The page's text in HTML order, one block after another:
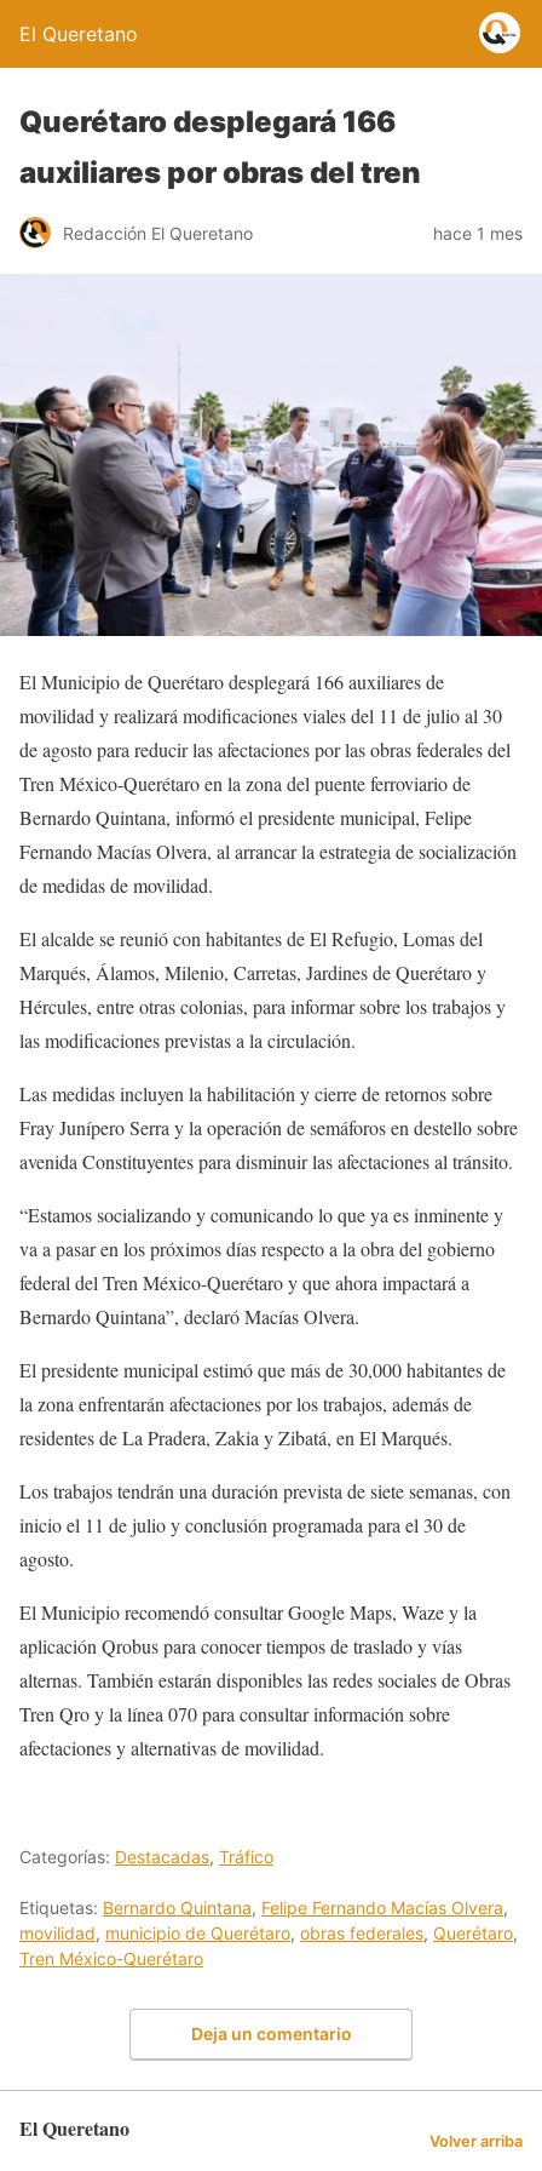
El Queretano
Querétaro desplegará 166
auxiliares por obras del tren
Redacción El Queretano hace 1 mes
El Municipio de Querétaro desplegará 166 auxiliares de
movilidad y realizará modificaciones viales del 11 de julio al 30
de agosto para reducir las afectaciones por las obras federales del
Tren México-Querétaro en la zona del puente ferroviario de
Bernardo Quintana, informó el presidente municipal, Felipe
Fernando Macías Olvera, al arrancar la estrategia de socialización
de medidas de movilidad.
El alcalde se reunió con habitantes de El Refugio, Lomas del
Marqués, Álamos, Milenio, Carretas, Jardines de Querétaro y
Hércules, entre otras colonias, para informar sobre los trabajos y
las modificaciones previstas a la circulación.
Las medidas incluyen la habilitación y cierre de retornos sobre
Fray Junípero Serra y la operación de semáforos en destello sobre
avenida Constituyentes para disminuir las afectaciones al tránsito.
“Estamos socializando y comunicando lo que ya es inminente y
va a pasar en los próximos días respecto a la obra del gobierno
federal del Tren México-Querétaro y que ahora impactará a
Bernardo Quintana”, declaró Macías Olvera.
El presidente municipal estimó que más de 30,000 habitantes de
la zona enfrentarán afectaciones por los trabajos, además de
residentes de La Pradera, Zakia y Zibatá, en El Marqués.
Los trabajos tendrán una duración prevista de siete semanas, con
inicio el 11 de julio y conclusión programada para el 30 de
agosto.
El Municipio recomendó consultar Google Maps, Waze y la
aplicación Qrobus para conocer tiempos de traslado y vías
alternas. También estarán disponibles las redes sociales de Obras
Tren Qro y la línea 070 para consultar información sobre
afectaciones y alternativas de movilidad.
Categorías: Destacadas, Tráfico
Etiquetas: Bernardo Quintana, Felipe Fernando Macías Olvera,
movilidad, municipio de Querétaro, obras federales, Querétaro,
Tren México-Querétaro
Deja un comentario
El Queretano Volver arriba